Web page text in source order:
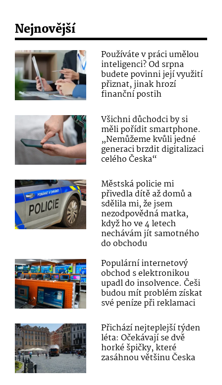
Nejnovější
Používáte v práci umělou
inteligenci? Od srpna
budete povinni její využití
přiznat, jinak hrozí
finanční postih
Všichni důchodci by si
měli pořídit smartphone.
„Nemůžeme kvůli jedné
generaci brzdit digitalizaci
celého Česka“
Městská policie mi
přivedla dítě až domů a
sdělila mi, že jsem
nezodpovědná matka,
když ho ve 4 letech
nechávám jít samotného
do obchodu
Populární internetový
obchod s elektronikou
upadl do insolvence. Češi
budou mít problém získat
své peníze při reklamaci
Přichází nejteplejší týden
léta: Očekávají se dvě
horké špičky, které
zasáhnou většinu Česka